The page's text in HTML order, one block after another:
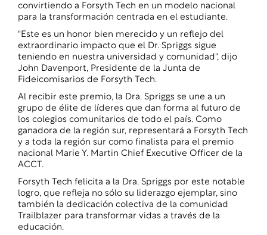
convirtiendo a Forsyth Tech en un modelo nacional
para la transformación centrada en el estudiante.
"Este es un honor bien merecido y un reflejo del
extraordinario impacto que el Dr. Spriggs sigue
teniendo en nuestra universidad y comunidad", dijo
John Davenport, Presidente de la Junta de
Fideicomisarios de Forsyth Tech.
Al recibir este premio, la Dra. Spriggs se une a un
grupo de élite de líderes que dan forma al futuro de
los colegios comunitarios de todo el país. Como
ganadora de la región sur, representará a Forsyth Tech
y a toda la región sur como finalista para el premio
nacional Marie Y. Martin Chief Executive Officer de la
ACCT.
Forsyth Tech felicita a la Dra. Spriggs por este notable
logro, que refleja no sólo su liderazgo ejemplar, sino
también la dedicación colectiva de la comunidad
Trailblazer para transformar vidas a través de la
educación.